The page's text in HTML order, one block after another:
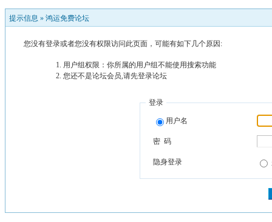
提示信息 » 鸿运免费论坛
您没有登录或者您没有权限访问此页面，可能有如下几个原因:
用户组权限：你所属的用户组不能使用搜索功能
您还不是论坛会员,请先登录论坛
登录
用户名
密 码
隐身登录